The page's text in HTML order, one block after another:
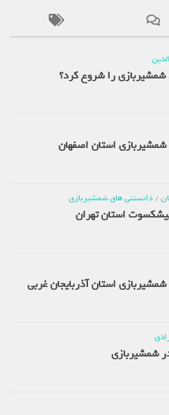
را شروع کرد؟
استان اصفهان
دانستنی های شمشیربازی
استان تهران
استان آذربایجان غربی